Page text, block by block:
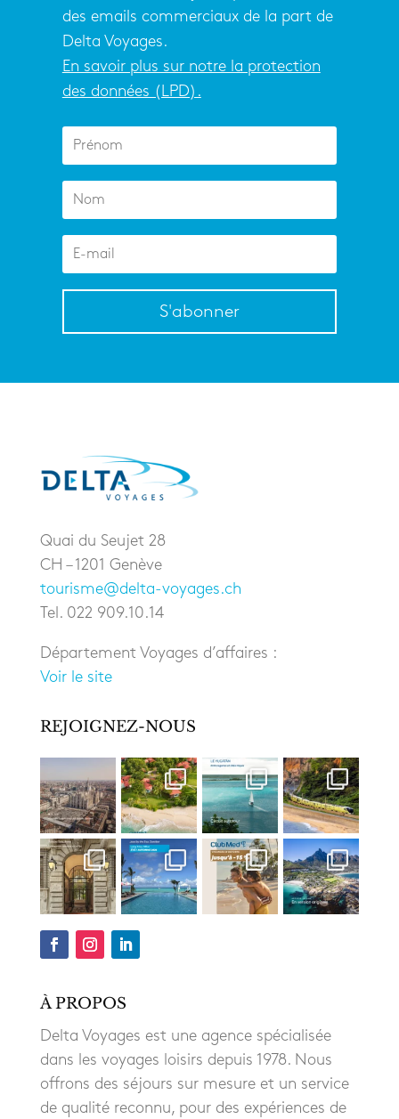
des emails commerciaux de la part de
Delta Voyages.
En savoir plus sur notre la protection
des données (LPD).
S'abonner
Quai du Seujet 28
CH – 1201 Genève
tourisme@delta-voyages.ch
Tel. 022 909.10.14
Département Voyages d’affaires :
Voir le site
REJOIGNEZ-NOUS
À PROPOS
Delta Voyages est une agence spécialisée
dans les voyages loisirs depuis 1978. Nous
offrons des séjours sur mesure et un service
de qualité reconnu, pour des expériences de